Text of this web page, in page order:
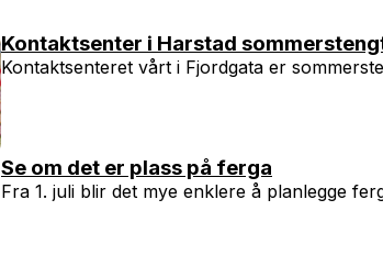
Kontaktsenter i Harstad
Kontaktsenteret vårt i Fjordgata er
Se om det er plass på ferga
Fra 1. juli blir det mye enklere å planlegge